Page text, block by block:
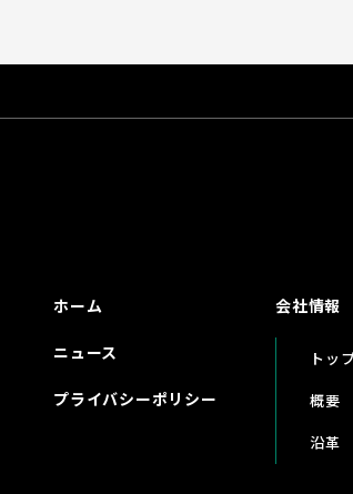
ホーム
ニュース
プライバシーポリシー
会社情報
トッ
概要
沿革